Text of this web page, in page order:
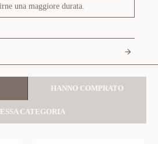
una maggiore durata.
HANNO COMPRATO
CATEGORIA